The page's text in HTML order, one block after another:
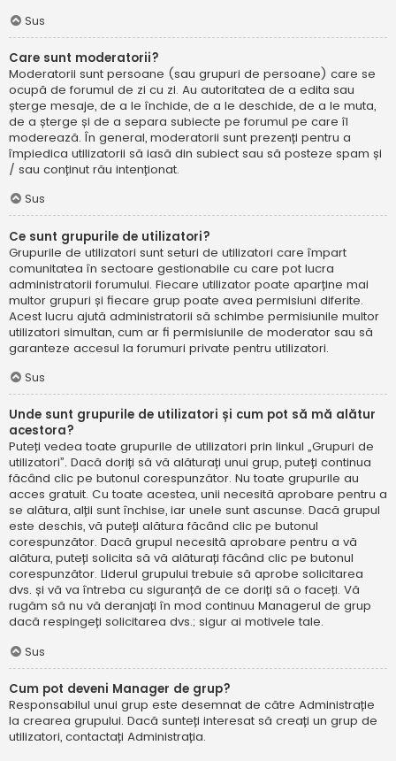
Sus
Care sunt moderatorii?
Moderatorii sunt persoane (sau grupuri de persoane) care se
ocupă de forumul de zi cu zi. Au autoritatea de a edita sau
șterge mesaje, de a le închide, de a le deschide, de a le muta,
de a șterge și de a separa subiecte pe forumul pe care îl
moderează. În general, moderatorii sunt prezenți pentru a
împiedica utilizatorii să iasă din subiect sau să posteze spam și
/ sau conținut rău intenționat.
Sus
Ce sunt grupurile de utilizatori?
Grupurile de utilizatori sunt seturi de utilizatori care împart
comunitatea în sectoare gestionabile cu care pot lucra
administratorii forumului. Fiecare utilizator poate aparține mai
multor grupuri și fiecare grup poate avea permisiuni diferite.
Acest lucru ajută administratorii să schimbe permisiunile multor
utilizatori simultan, cum ar fi permisiunile de moderator sau să
garanteze accesul la forumuri private pentru utilizatori.
Sus
Unde sunt grupurile de utilizatori și cum pot să mă alătur
acestora?
Puteți vedea toate grupurile de utilizatori prin linkul „Grupuri de
utilizatori”. Dacă doriți să vă alăturați unui grup, puteți continua
făcând clic pe butonul corespunzător. Nu toate grupurile au
acces gratuit. Cu toate acestea, unii necesită aprobare pentru a
se alătura, alții sunt închise, iar unele sunt ascunse. Dacă grupul
este deschis, vă puteți alătura făcând clic pe butonul
corespunzător. Dacă grupul necesită aprobare pentru a vă
alătura, puteți solicita să vă alăturați făcând clic pe butonul
corespunzător. Liderul grupului trebuie să aprobe solicitarea
dvs. și vă va întreba cu siguranță de ce doriți să o faceți. Vă
rugăm să nu vă deranjați în mod continuu Managerul de grup
dacă respingeți solicitarea dvs.; sigur ai motivele tale.
Sus
Cum pot deveni Manager de grup?
Responsabilul unui grup este desemnat de către Administrație
la crearea grupului. Dacă sunteți interesat să creați un grup de
utilizatori, contactați Administrația.